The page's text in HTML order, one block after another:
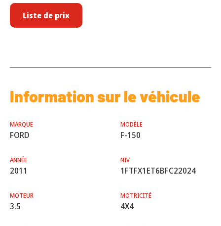
Liste de prix
Information sur le véhicule
MARQUE
FORD
MODÈLE
F-150
ANNÉE
2011
NIV
1FTFX1ET6BFC22024
MOTEUR
3.5
MOTRICITÉ
4X4